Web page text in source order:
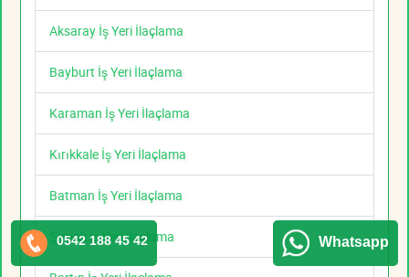
Aksaray İş Yeri İlaçlama
Bayburt İş Yeri İlaçlama
Karaman İş Yeri İlaçlama
Kırıkkale İş Yeri İlaçlama
Batman İş Yeri İlaçlama
Şırnak İş Yeri İlaçlama
0542 188 45 42 Whatsapp